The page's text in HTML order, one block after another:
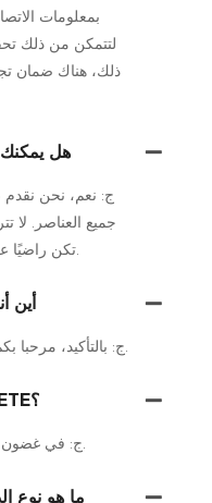
بمعلومات
لتتمكن من ذلك
ذلك، هناك ضمان
3. هل
جميع العناصر. لا
تكن راضيًا عن الجودة أو الخدمة التي نقدمها.
4.
ج: بالتأكيد، مرحبا بكم في زيارة المصنع في أي وقت.
5. ماذا عن وقت التسليم؟ ETE؟
ج: في غضون 15-35 يومًا بعد تأكيد متطلباتك.
6.ما هو